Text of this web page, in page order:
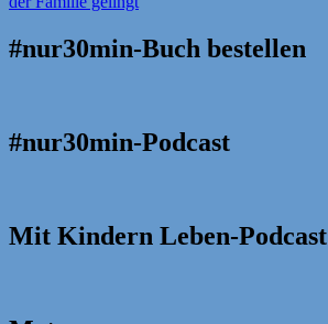
#nur30min-Buch bestellen
#nur30min-Podcast
Mit Kindern Leben-Podcast